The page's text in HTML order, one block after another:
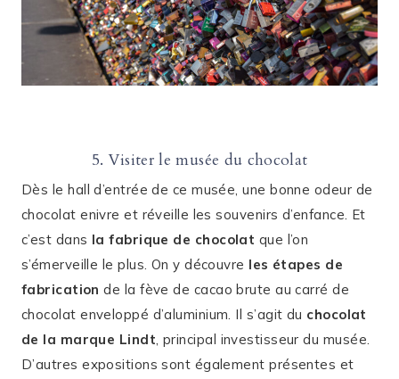
5. Visiter le musée du chocolat
Dès le hall d’entrée de ce musée, une bonne odeur de
chocolat enivre et réveille les souvenirs d’enfance. Et
c’est dans la fabrique de chocolat que l’on
s’émerveille le plus. On y découvre les étapes de
fabricationde la fève de cacao brute au carré de
chocolat enveloppé d’aluminium. Il s’agit du chocolat
de la marque Lindt, principal investisseur du musée.
D’autres expositions sont également présentes et